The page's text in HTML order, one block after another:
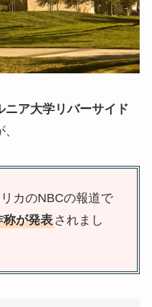
ニア大学リバーサイド
カのNBCの報道で
が発表されまし